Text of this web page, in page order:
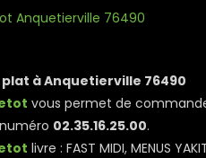
Anquetierville 76490
à Anquetierville 76490
vous permet de
02.35.16.25.00.
livre : FAST MIDI, MENUS